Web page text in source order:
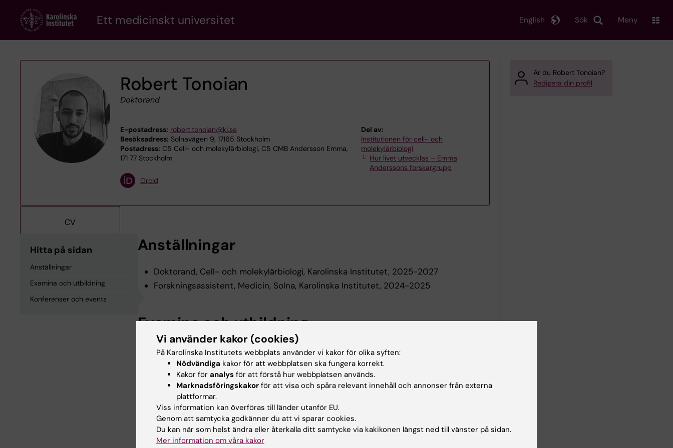
content
Ett medicinskt universitet Sök
English Meny
Robert Tonoian
Doktorand
E-postadress: robert.tonoian@ki.se
Besöksadress: Solnavägen 9, 17165 Stockholm
Postadress: C5 Cell- och molekylärbiologi, C5 CMB Andersson Emma,
171 77 Stockholm
Del av:
Institutionen för cell- och
molekylärbiologi
Hur livet utvecklas – Emma
Anderssons forskargrupp
Orcid
CV
Hitta på sidan
Anställningar
Examina och utbildning
Konferenser och events
Anställningar
Doktorand, Cell- och molekylärbiologi, Karolinska Institutet, 2025-2027
Forskningsassistent, Medicin, Solna, Karolinska Institutet, 2024-2025
Examina och utbildning
Naturvetenskaplig masterexamen, IBG, Uppsala University, 2024
Master of Science, Pedagogical education, Moscow State Pedagogical University,
2015
Bachelor of Biology, Biology, Moscow State Pedagogical University, 2011
Konferenser och events
Är du Robert Tonoian?
Redigera din profil
Vi använder kakor (cookies)
På Karolinska Institutets webbplats använder vi kakor för olika syften:
Nödvändiga kakor för att webbplatsen ska fungera korrekt.
Kakor för analys för att förstå hur webbplatsen används.
Marknadsföringskakor för att visa och spåra relevant innehåll och annonser från externa
plattformar.
Viss information kan överföras till länder utanför EU.
Genom att samtycka godkänner du att vi sparar cookies.
Du kan när som helst ändra eller återkalla ditt samtycke via kakikonen längst ned till vänster på sidan.
Mer information om våra kakor